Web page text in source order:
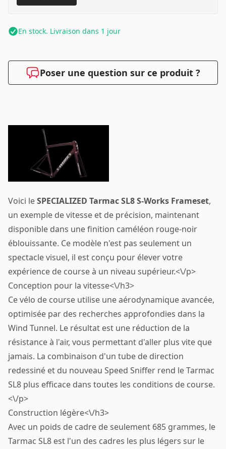
En stock. Livraison dans 1 jour
Poser une question sur ce produit ?
Voici leSPECIALIZED Tarmac SL8 S-Works Frameset,
un exemple de vitesse et de précision, maintenant
disponible dans une finition caméléon rouge-noir
éblouissante. Ce modèle n'est pas seulement un
spectacle visuel, il est conçu pour élever votre
expérience de course à un niveau supérieur.<\/p>
Conception pour la vitesse<\/h3>
Ce vélo de course utilise une aérodynamique avancée,
optimisée par des recherches approfondies dans la
Wind Tunnel. Le résultat est une réduction de la
résistance à l'air, vous permettant d'aller plus vite que
jamais. La combinaison d'un tube de direction
redessiné et du nouveau Speed Sniffer rend le Tarmac
SL8 plus efficace dans toutes les conditions de course.
<\/p>
Construction légère<\/h3>
Avec un poids de cadre de seulement 685 grammes, le
Tarmac SL8 est l'un des cadres les plus légers sur le